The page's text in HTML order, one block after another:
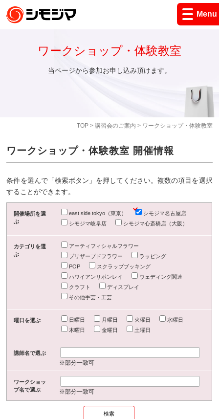
Menu
TOP> 講習会のご案内 > ワークショップ・体験教室
ワークショップ・体験教室
当ページから参加お申し込み頂けます。
ワークショップ・体験教室 開催情報
条件を選んで「検索ボタン」を押してください。複数の項目を選択
することができます。
開催場所を選
ぶ
east side tokyo（東京）
シモジマ名古屋店
シモジマ岐阜店
シモジマ心斎橋店（大阪）
カテゴリを選
ぶ
アーティフィシャルフラワー
プリザーブドフラワー
ラッピング
POP
スクラップブッキング
ハワイアンリボンレイ
ウェディング関連
クラフト
ディスプレイ
その他手芸・工芸
曜日を選ぶ 日曜日 月曜日 火曜日
水曜日
木曜日
金曜日 土曜日
講師名で選ぶ
※部分一致可
ワークショッ
プ名で選ぶ
※部分一致可